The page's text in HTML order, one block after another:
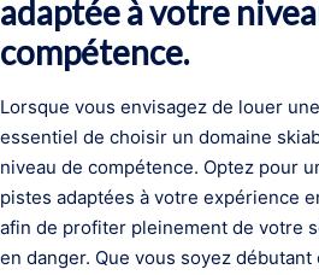
adaptée à votre
compétence.
Lorsque vous envisagez de louer
essentiel de choisir un domaine
niveau de compétence. Optez pour
pistes adaptées à votre expérience
afin de profiter pleinement de votre
en danger. Que vous soyez